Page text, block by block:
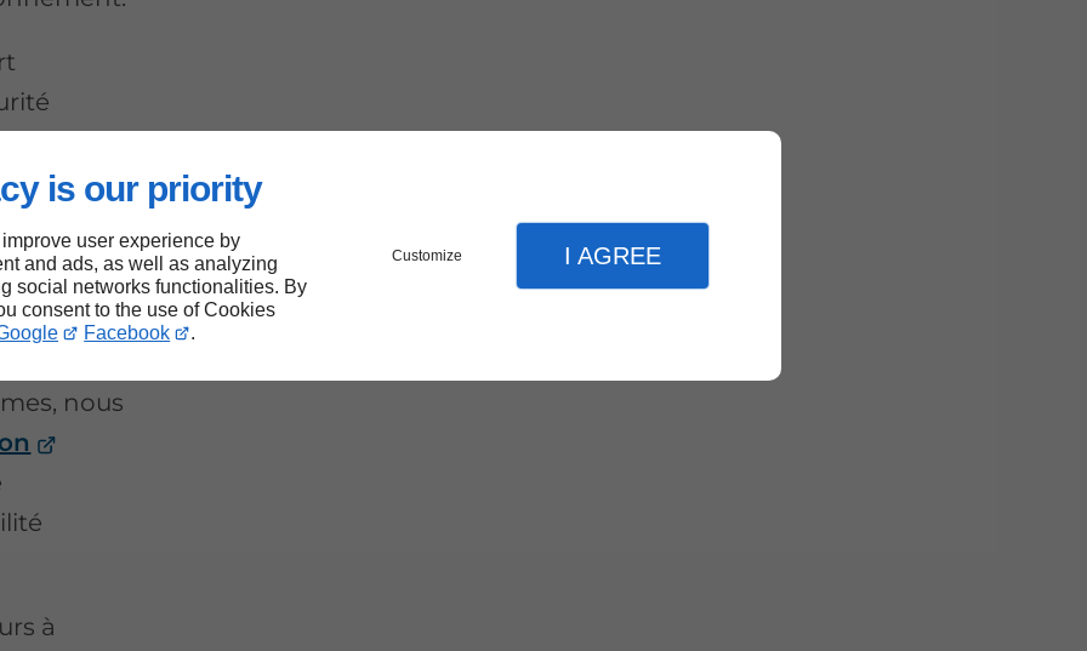
is our priority
user experience by
and ads, as well as analyzing
social networks functionalities. By
consent to the use of Cookies
Facebook .
Customize I AGREE
nous
à